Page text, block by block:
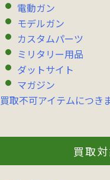
電動ガン
モデルガン
カスタムパーツ
ミリタリー用品
ダットサイト
マガジン
買取不可アイテムにつき
買取